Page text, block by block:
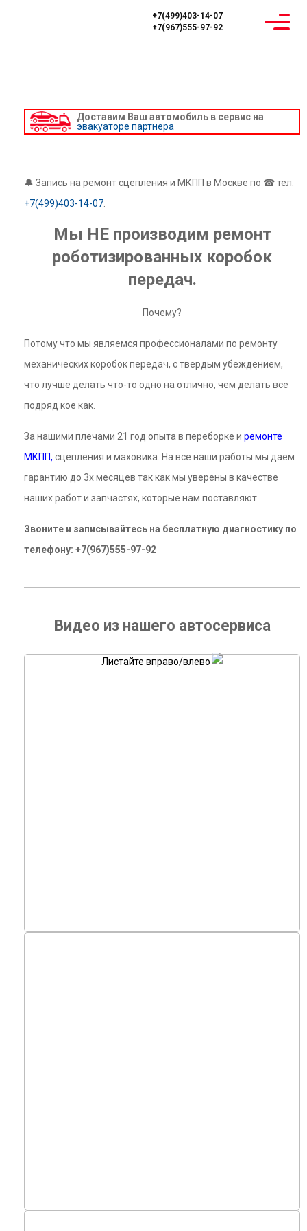
+7(499)403-14-07
+7(967)555-97-92
Доставим Ваш автомобиль в сервис на
эвакуаторе партнера
🔔 Запись на ремонт сцепления и МКПП в Москве по ☎ тел:
+7(499)403-14-07
Мы НЕ производим ремонт
роботизированных коробок
передач.
Почему?
Потому что мы являемся профессионалами по ремонту
механических коробок передач, с твердым убеждением,
что лучше делать что-то одно на отлично, чем делать все
подряд кое как.
За нашими плечами 21 год опыта в переборке и ремонте
МКПП, сцепления и маховика. На все наши работы мы даем
гарантию до 3х месяцев так как мы уверены в качестве
наших работ и запчастях, которые нам поставляют.
Звоните и записывайтесь на бесплатную диагностику по
телефону: +7(967)555-97-92
Видео из нашего автосервиса
Листайте вправо/влево